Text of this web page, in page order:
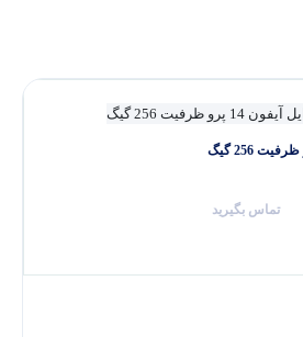
تماس بگیرید